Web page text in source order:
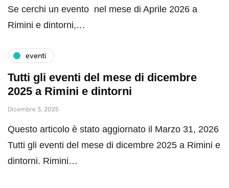
Se cerchi un evento nel mese di Aprile 2026 a
Rimini e dintorni,…
eventi
Tutti gli eventi del mese di dicembre
2025 a Rimini e dintorni
Dicembre 3, 2025
Questo articolo è stato aggiornato il Marzo 31, 2026
Tutti gli eventi del mese di dicembre 2025 a Rimini e
dintorni. Rimini…